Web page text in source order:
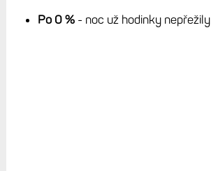
Po 0 %- noc už hodinky nepřežily